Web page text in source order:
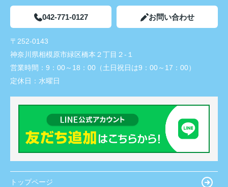
042-771-0127 お問い合わせ
〒252-0143
神奈川県相模原市緑区橋本２丁目２-１
営業時間： 9：00～18：00（土日祝日は9：00～17：00）
定休日： 水曜日
トップページ